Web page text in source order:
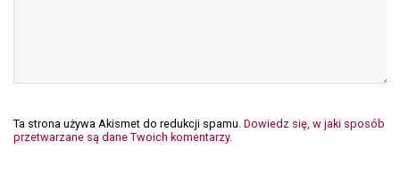
Ta strona używa Akismet do redukcji spamu. Dowiedz się, w jaki sposób
przetwarzane są dane Twoich komentarzy.